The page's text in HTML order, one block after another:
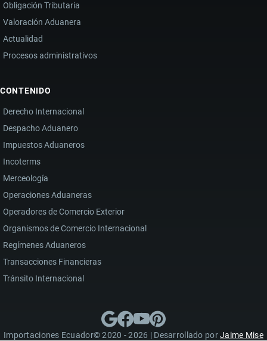
Obligación Tributaria
Valoración Aduanera
Actualidad
Procesos administrativos
CONTENIDO
Derecho Internacional
Despacho Aduanero
Impuestos Aduaneros
Incoterms
Merceología
Operaciones Aduaneras
Operadores de Comercio Exterior
Organismos de Comercio Internacional
Regímenes Aduaneros
Transacciones Financieras
Tránsito Internacional
Importaciones Ecuador© 2020 - 2026 | Desarrollado porJaime Mise